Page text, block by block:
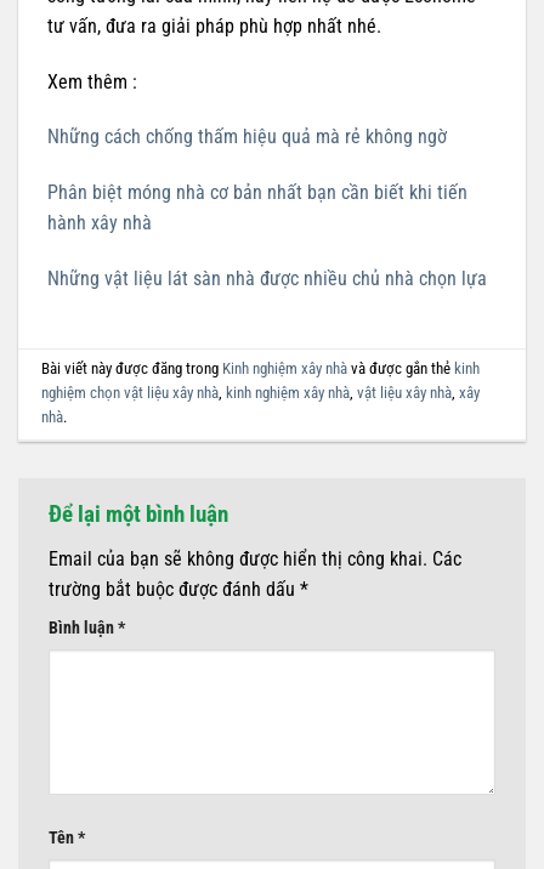
tư vấn, đưa ra giải pháp phù hợp nhất nhé.
Xem thêm :
Những cách chống thấm hiệu quả mà rẻ không ngờ
Phân biệt móng nhà cơ bản nhất bạn cần biết khi tiến
hành xây nhà
Những vật liệu lát sàn nhà được nhiều chủ nhà chọn lựa
Bài viết này được đăng trong Kinh nghiệm xây nhà và được gắn thẻ kinh
nghiệm chọn vật liệu xây nhà, kinh nghiệm xây nhà,vật liệu xây nhà,xây
nhà.
Để lại một bình luận
Email của bạn sẽ không được hiển thị công khai. Các
trường bắt buộc được đánh dấu *
Bình luận*
Tên*